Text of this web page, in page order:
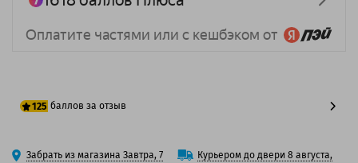
125 баллов за отзыв
100 баллов
Забрать из магазина Завтра, 7
Курьером до двери 8 августа,